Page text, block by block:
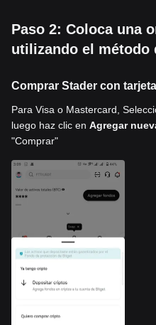
Paso 2: Coloca una
utilizando el método
Comprar Stader con
Para Visa o Mastercard,
luego haz clic en Agregar
"Comprar"